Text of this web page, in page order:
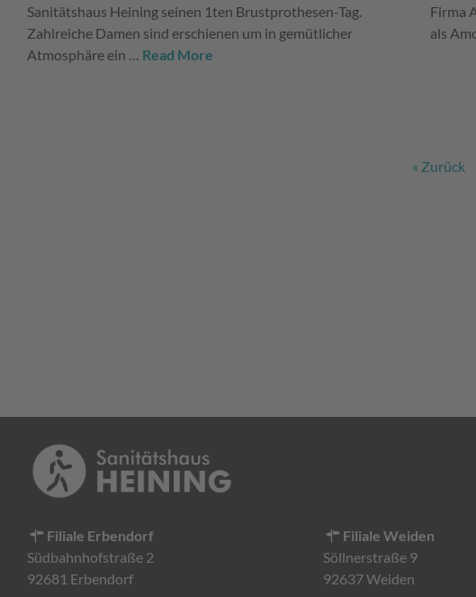
Sanitätshaus Heining seinen 1ten Brustprothesen-Tag.
Zahlreiche Damen sind erschienen um in gemütlicher
Atmosphäre ein … Read More
Firma
als
« Zurück
Filiale Erbendorf
Südbahnhofstraße 2
92681 Erbendorf
Filiale Weiden
Söllnerstraße 9
92637 Weiden